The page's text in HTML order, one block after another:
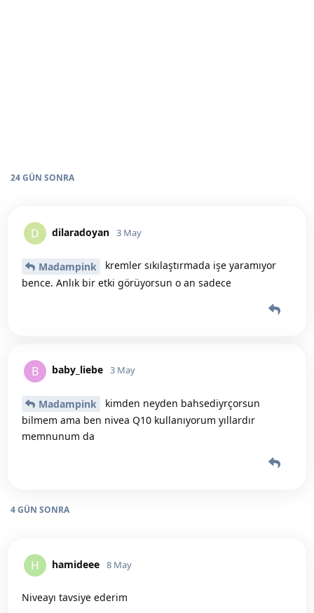
24 GÜN SONRA
D dilaradoyan 3 May
Madampink
kremler sıkılaştırmada işe yaramıyor
bence. Anlık bir etki görüyorsun o an sadece
B baby_liebe 3 May
Madampink
kimden neyden bahsediyrçorsun
bilmem ama ben nivea Q10 kullanıyorum yıllardır
memnunum da
4 GÜN SONRA
H hamideee 8 May
Niveayı tavsiye ederim